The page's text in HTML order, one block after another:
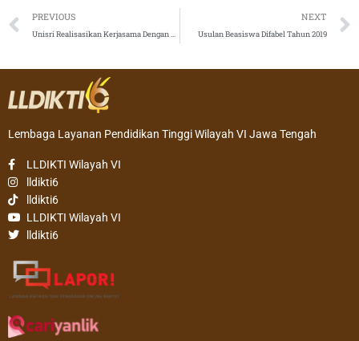
Prev
PREVIOUS
Unisri Realisasikan Kerjasama Dengan Universiti Utara Malaysia (UMM)
NEXT
Usulan Beasiswa Difabel Tahun 2019
Lembaga Layanan Pendidikan Tinggi Wilayah VI Jawa Tengah
LLDIKTI Wilayah VI
lldikti6
lldikti6
LLDIKTI Wilayah VI
lldikti6